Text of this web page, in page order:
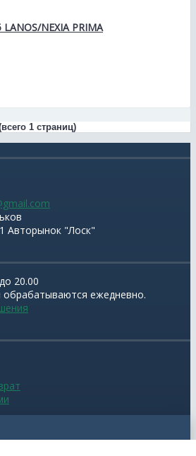
NEXIA PRIMA
1 страниц)
Авторынок "Лоск"
20.00
обрабатываются ежедневно.